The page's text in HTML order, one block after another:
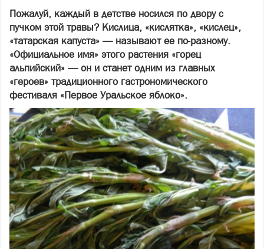
Пожалуй, каждый в детстве носился по двору с
пучком этой травы? Кислица, «кислятка», «кислец»,
«татарская капуста» — называют ее по-разному.
«Официальное имя» этого растения «горец
альпийский» — он и станет одним из главных
«героев» традиционного гастрономического
фестиваля «Первое Уральское яблоко».